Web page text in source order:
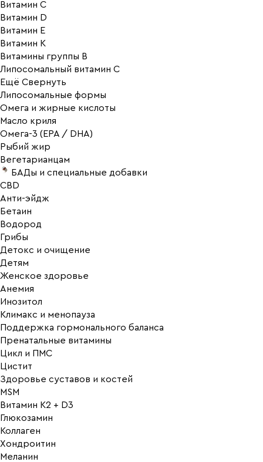
Витамин C
Витамин D
Витамин E
Витамин K
Витамины группы B
Липосомальный витамин C
Ещё Свернуть
Липосомальные формы
Омега и жирные кислоты
Масло криля
Омега-3 (EPA / DHA)
Рыбий жир
Вегетарианцам
БАДы и специальные добавки
CBD
Анти-эйдж
Бетаин
Водород
Грибы
Детокс и очищение
Детям
Женское здоровье
Анемия
Инозитол
Климакс и менопауза
Поддержка гормонального баланса
Пренатальные витамины
Цикл и ПМС
Цистит
Здоровье суставов и костей
MSM
Витамин K2 + D3
Глюкозамин
Коллаген
Хондроитин
Меланин